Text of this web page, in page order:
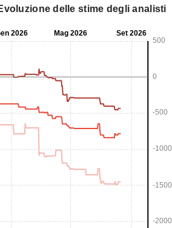
delle stime degli analisti